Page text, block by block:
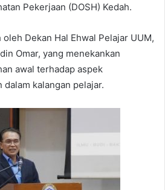
Pekerjaan (DOSH) Kedah.
Dekan Hal Ehwal Pelajar UUM,
Omar, yang menekankan
awal terhadap aspek
kalangan pelajar.